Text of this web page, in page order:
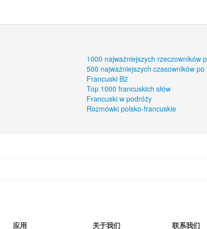
1000 najważniejszych rzeczowników
500 najważniejszych czasowników po
Francuski B2
Top 1000 francuskich słów
Francuski w podróży
Rozmówki polsko-francuskie
应用 关于我们 联系我们